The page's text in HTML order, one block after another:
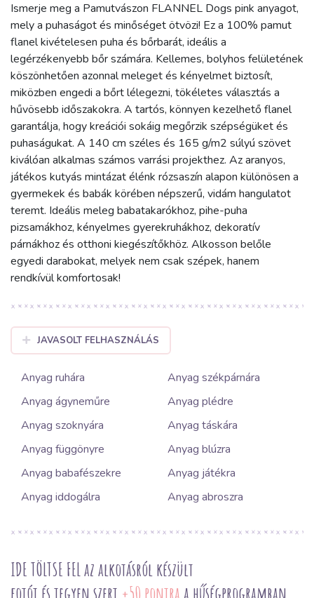
Ismerje meg a Pamutvászon FLANNEL Dogs pink anyagot,
mely a puhaságot és minőséget ötvözi! Ez a 100% pamut
flanel kivételesen puha és bőrbarát, ideális a
legérzékenyebb bőr számára. Kellemes, bolyhos felületének
köszönhetően azonnal meleget és kényelmet biztosít,
miközben engedi a bőrt lélegezni, tökéletes választás a
hűvösebb időszakokra. A tartós, könnyen kezelhető flanel
garantálja, hogy kreációi sokáig megőrzik szépségüket és
puhaságukat. A 140 cm széles és 165 g/m2 súlyú szövet
kiválóan alkalmas számos varrási projekthez. Az aranyos,
játékos kutyás mintázat élénk rózsaszín alapon különösen a
gyermekek és babák körében népszerű, vidám hangulatot
teremt. Ideális meleg babatakarókhoz, pihe-puha
pizsamákhoz, kényelmes gyerekruhákhoz, dekoratív
párnákhoz és otthoni kiegészítőkhöz. Alkosson belőle
egyedi darabokat, melyek nem csak szépek, hanem
rendkívül komfortosak!
JAVASOLT FELHASZNÁLÁS
Anyag ruhára
Anyag székpárnára
Anyag ágyneműre
Anyag plédre
Anyag szoknyára
Anyag táskára
Anyag függönyre
Anyag blúzra
Anyag babafészekre
Anyag játékra
Anyag iddogálra
Anyag abroszra
IDE TÖLTSE FEL az alkotásról készült
fotót és tegyen szert +50 pontraa hűségprogramban.